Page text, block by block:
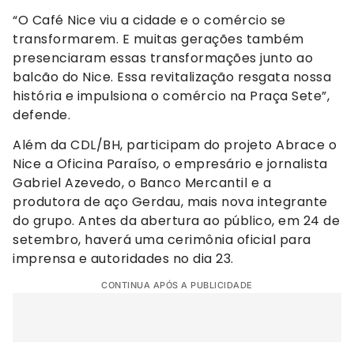
“O Café Nice viu a cidade e o comércio se
transformarem. E muitas gerações também
presenciaram essas transformações junto ao
balcão do Nice. Essa revitalização resgata nossa
história e impulsiona o comércio na Praça Sete”,
defende.
Além da CDL/BH, participam do projeto Abrace o
Nice a Oficina Paraíso, o empresário e jornalista
Gabriel Azevedo, o Banco Mercantil e a
produtora de aço Gerdau, mais nova integrante
do grupo. Antes da abertura ao público, em 24 de
setembro, haverá uma cerimônia oficial para
imprensa e autoridades no dia 23.
CONTINUA APÓS A PUBLICIDADE